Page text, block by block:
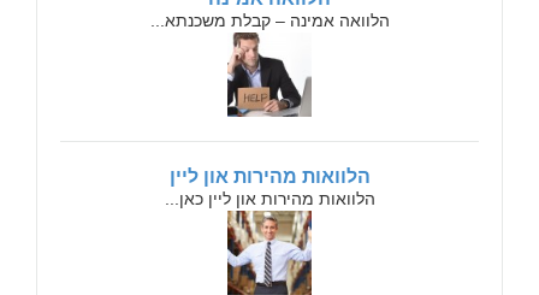
הלוואה אמינה – קבלת משכנתא...
הלוואות מהירות און ליין
הלוואות מהירות און ליין כאן...